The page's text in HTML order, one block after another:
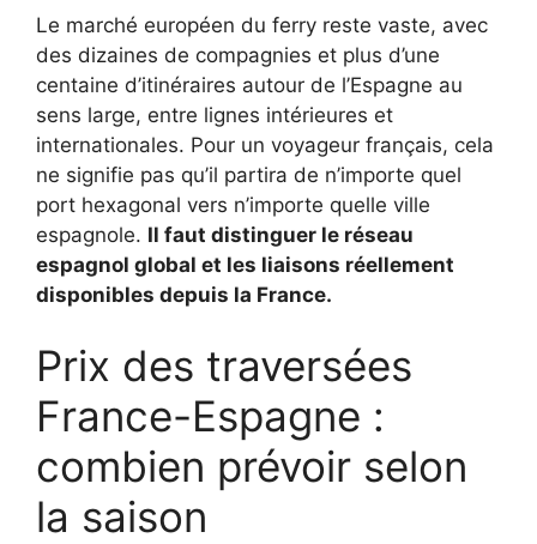
Le marché européen du ferry reste vaste, avec
des dizaines de compagnies et plus d’une
centaine d’itinéraires autour de l’Espagne au
sens large, entre lignes intérieures et
internationales. Pour un voyageur français, cela
ne signifie pas qu’il partira de n’importe quel
port hexagonal vers n’importe quelle ville
espagnole. Il faut distinguer le réseau
espagnol global et les liaisons réellement
disponibles depuis la France.
Prix des traversées
France-Espagne :
combien prévoir selon
la saison